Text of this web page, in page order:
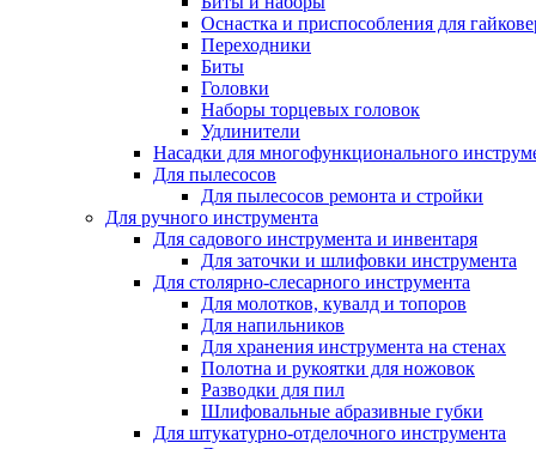
Оснастка и приспособления для
Переходники
Биты
Головки
Наборы торцевых головок
Удлинители
Насадки для многофункционального
Для пылесосов
Для пылесосов ремонта и стройки
Для ручного инструмента
Для садового инструмента и инвентаря
Для заточки и шлифовки инструмента
Для столярно-слесарного инструмента
Для молотков, кувалд и топоров
Для напильников
Для хранения инструмента на стенах
Полотна и рукоятки для ножовок
Разводки для пил
Шлифовальные абразивные губки
Для штукатурно-отделочного инструмента